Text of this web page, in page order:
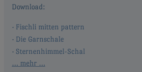
Fischli mitten pattern
Die Garnschale
Sternenhimmel-Schal
… mehr …